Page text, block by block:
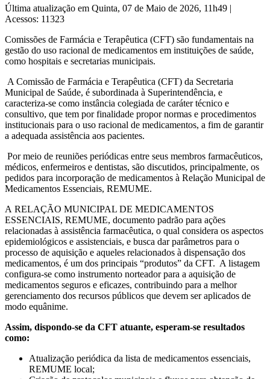
Última atualização em Quinta, 07 de Maio de 2026, 11h49 |
Acessos: 11323
Comissões de Farmácia e Terapêutica (CFT) são fundamentais na
gestão do uso racional de medicamentos em instituições de saúde,
como hospitais e secretarias municipais.
A Comissão de Farmácia e Terapêutica (CFT) da Secretaria
Municipal de Saúde, é subordinada à Superintendência, e
caracteriza-se como instância colegiada de caráter técnico e
consultivo, que tem por finalidade propor normas e procedimentos
institucionais para o uso racional de medicamentos, a fim de garantir
a adequada assistência aos pacientes.
Por meio de reuniões periódicas entre seus membros farmacêuticos,
médicos, enfermeiros e dentistas, são discutidos, principalmente, os
pedidos para incorporação de medicamentos à Relação Municipal de
Medicamentos Essenciais, REMUME.
A RELAÇÃO MUNICIPAL DE MEDICAMENTOS
ESSENCIAIS, REMUME, documento padrão para ações
relacionadas à assistência farmacêutica, o qual considera os aspectos
epidemiológicos e assistenciais, e busca dar parâmetros para o
processo de aquisição e aqueles relacionados à dispensação dos
medicamentos, é um dos principais “produtos” da CFT. A listagem
configura-se como instrumento norteador para a aquisição de
medicamentos seguros e eficazes, contribuindo para a melhor
gerenciamento dos recursos públicos que devem ser aplicados de
modo equânime.
Assim, dispondo-se da CFT atuante, esperam-se resultados
como:
Atualização periódica da lista de medicamentos essenciais,
REMUME local;